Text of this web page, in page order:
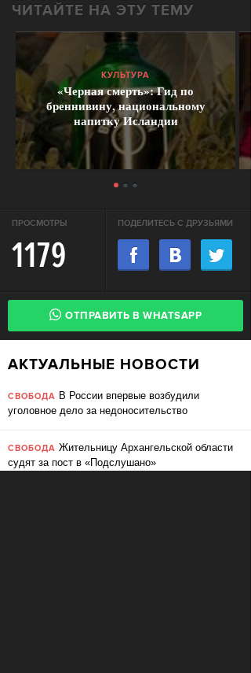
ЧИТАЙТЕ НА ЭТУ ТЕМУ
КУЛЬТУРА
«Черная смерть»: Гид по
бреннивину, национальному
напитку Исландии
ПРОСМОТРЫ
1179
ПОДЕЛИТЕСЬ С ДРУЗЬЯМИ
ОТПРАВИТЬ В WHATSAPP
АКТУАЛЬНЫЕ НОВОСТИ
СВОБОДА В России впервые возбудили
уголовное дело за недоносительство
СВОБОДА Жительницу Архангельской области
судят за пост в «Подслушано»